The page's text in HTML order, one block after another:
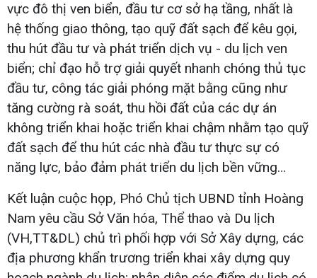
vực đô thị ven biển, đầu tư cơ sở hạ tầng, nhất là
hệ thống giao thông, tạo quỹ đất sạch để kêu gọi,
thu hút đầu tư và phát triển dịch vụ - du lịch ven
biển; chỉ đạo hỗ trợ giải quyết nhanh chóng thủ tục
đầu tư, công tác giải phóng mặt bằng cũng như
tăng cường rà soát, thu hồi đất của các dự án
không triển khai hoặc triển khai chậm nhằm tạo quỹ
đất sạch để thu hút các nhà đầu tư thực sự có
năng lực, bảo đảm phát triển du lịch bền vững…
Kết luận cuộc họp, Phó Chủ tịch UBND tỉnh Hoàng
Nam yêu cầu Sở Văn hóa, Thể thao và Du lịch
(VH,TT&DL) chủ trì phối hợp với Sở Xây dựng, các
địa phương khẩn trương triển khai xây dựng quy